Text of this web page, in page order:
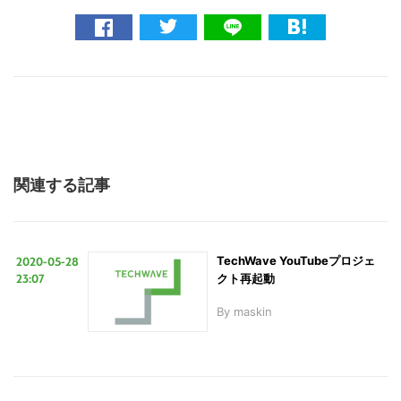
関連する記事
2020-05-28
23:07
TechWave YouTubeプロジェ
クト再起動
By maskin